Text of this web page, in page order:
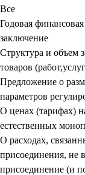
Все
Годовая финансовая
заключение
Структура и объем
товаров
Предложение о
параметров
О ценах (тарифах)
естественных
О расходах,
присоединения, не
присоединение (и